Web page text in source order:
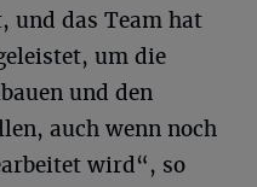
und das Team hat
um die
und den
auch wenn noch
wird“, so